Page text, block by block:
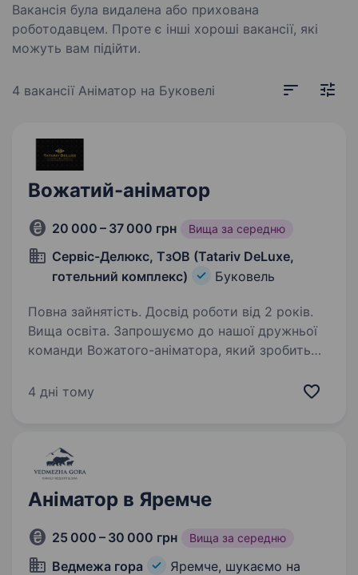
Вакансія була видалена або прихована
роботодавцем. Проте є інші хороші вакансії, які
можуть вам підійти.
4 вакансії Аніматор на Буковелі
Вожатий-аніматор
20 000 – 37 000 грн Вища за середню
Сервіс-Делюкс, ТзОВ (Tatariv DeLuxe,
готельний комплекс)
Буковель
Повна зайнятість. Досвід роботи від 2 років.
Вища освіта. Запрошуємо до нашої дружньої
команди Вожатого-аніматора, який зробить
допоможе створити атмосферу радості,
4 дні тому
Аніматор в Яремче
25 000 – 30 000 грн Вища за середню
Ведмежа гора
Яремче, шукаємо на